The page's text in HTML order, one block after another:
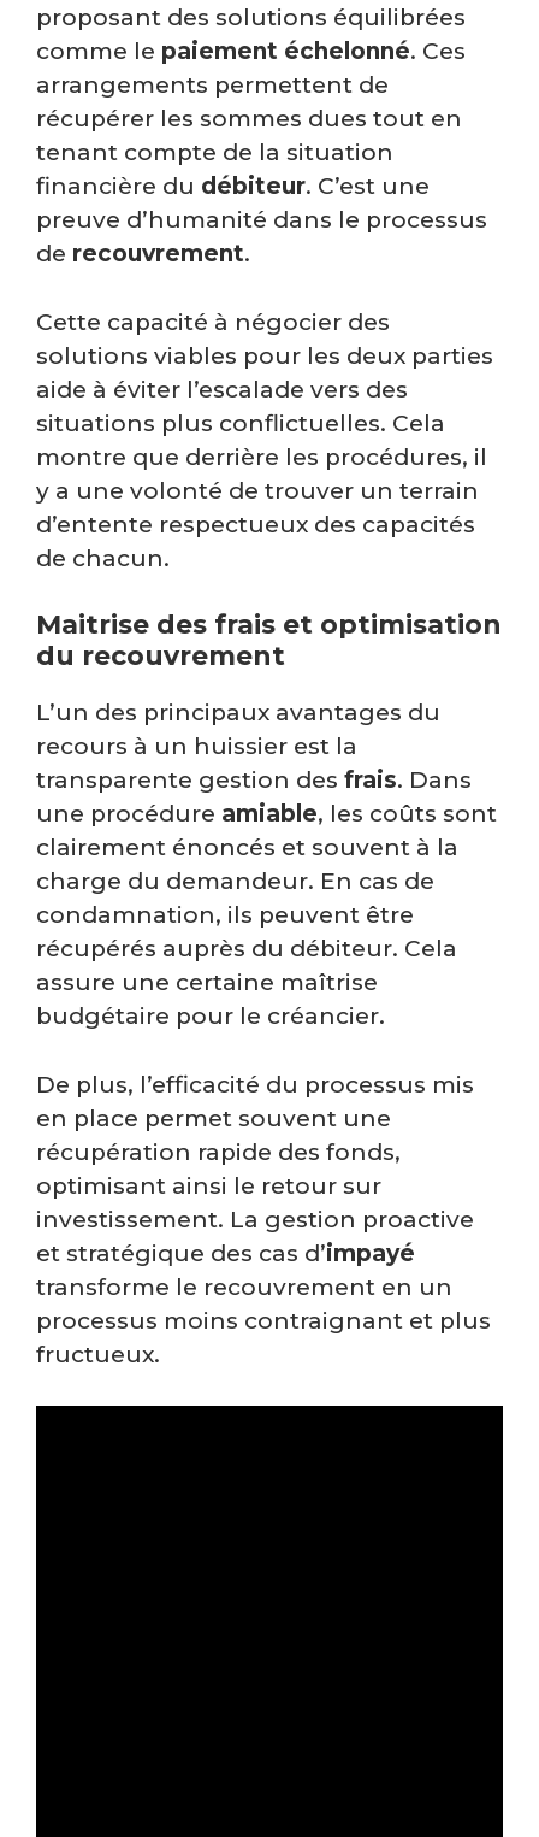
proposant des solutions équilibrées
comme le paiement échelonné. Ces
arrangements permettent de
récupérer les sommes dues tout en
tenant compte de la situation
financière du débiteur. C’est une
preuve d’humanité dans le processus
de recouvrement.
Cette capacité à négocier des
solutions viables pour les deux parties
aide à éviter l’escalade vers des
situations plus conflictuelles. Cela
montre que derrière les procédures, il
y a une volonté de trouver un terrain
d’entente respectueux des capacités
de chacun.
Maitrise des frais et optimisation
du recouvrement
L’un des principaux avantages du
recours à un huissier est la
transparente gestion des frais. Dans
une procédure amiable, les coûts sont
clairement énoncés et souvent à la
charge du demandeur. En cas de
condamnation, ils peuvent être
récupérés auprès du débiteur. Cela
assure une certaine maîtrise
budgétaire pour le créancier.
De plus, l’efficacité du processus mis
en place permet souvent une
récupération rapide des fonds,
optimisant ainsi le retour sur
investissement. La gestion proactive
et stratégique des cas d’impayé
transforme le recouvrement en un
processus moins contraignant et plus
fructueux.